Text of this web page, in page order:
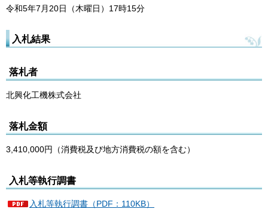
令和5年7月20日（木曜日）17時15分
入札結果
落札者
北興化工機株式会社
落札金額
3,410,000円（消費税及び地方消費税の額を含む）
入札等執行調書
入札等執行調書（PDF：110KB）